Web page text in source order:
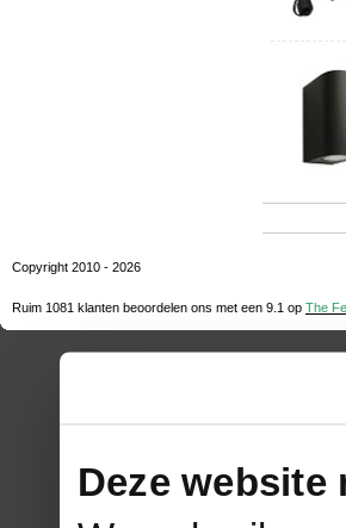
Deze
Copyright 2010 - 2026
Ruim 1081 klanten beoordelen ons met een 9.1 op The